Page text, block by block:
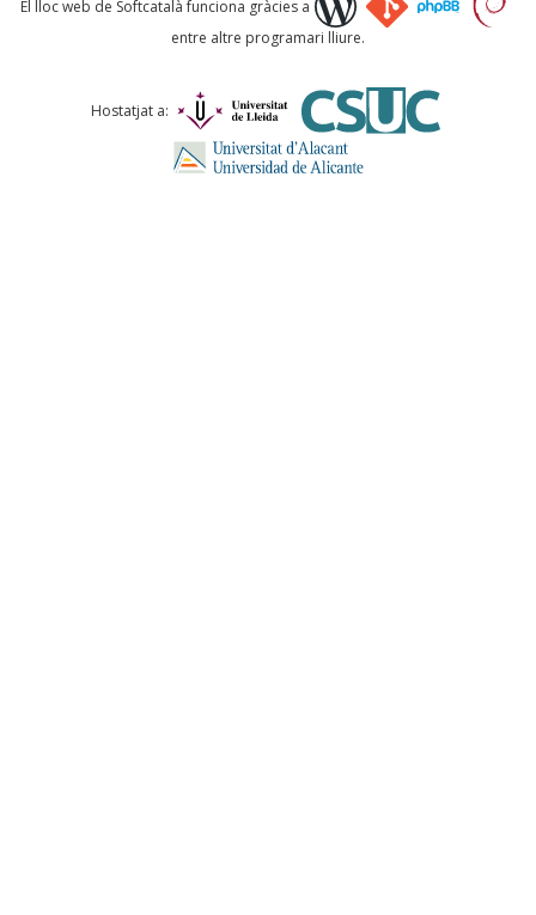
Comentari *
El lloc web de Softcatalà funciona gràcies a
entre altre programari lliure.
Hostatjat a: